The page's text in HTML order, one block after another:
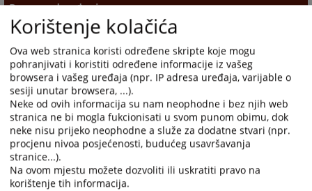
Pozivi
Sudski vještaci i tumači
Pravna pomoć
Službenik za zaštitu osobnih podataka
Pravila privatnosti
Raspored suđenja
Raspored suđenja
Tjedni raspored suđenja
Upražnjene pozicije
Opće informacije
Objavljene pozicije
Korištenje kolačića
Ova web stranica koristi određene skripte koje mogu
pohranjivati i koristiti određene informacije iz vašeg
browsera i vašeg uređaja (npr. IP adresa uređaja, varijable o
sesiji unutar browsera, ...).
Neke od ovih informacija su nam neophodne i bez njih web
stranica ne bi mogla fukcionisati u svom punom obimu, dok
neke nisu prijeko neophodne a služe za dodatne stvari (npr.
procjenu nivoa posjećenosti, budućeg usavršavanja
stranice...).
Na ovom mjestu možete dozvoliti ili uskratiti pravo na
korištenje tih informacija.